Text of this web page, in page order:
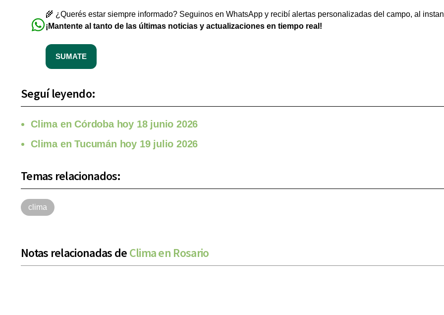
🌾 ¿Querés estar siempre informado? Seguinos en WhatsApp y recibí alertas personalizadas del campo, al
¡Mantente al tanto de las últimas noticias y actualizaciones en tiempo real!
SUMATE
Seguí leyendo:
Clima en Córdoba hoy 18 junio 2026
Clima en Tucumán hoy 19 julio 2026
Temas relacionados:
clima
Notas relacionadas deClima en Rosario